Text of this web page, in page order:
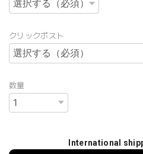
クリックポスト
数量
International